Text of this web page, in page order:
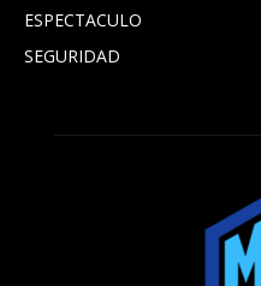
ESPECTACULO
SEGURIDAD